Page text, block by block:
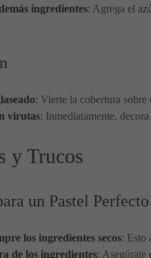
ingredientes: Agrega el
: Vierte la cobertura sobre
virutas: Inmediatamente,
y Trucos
un Pastel Perfecto
los ingredientes secos: Esto
de los ingredientes: Asegúrate